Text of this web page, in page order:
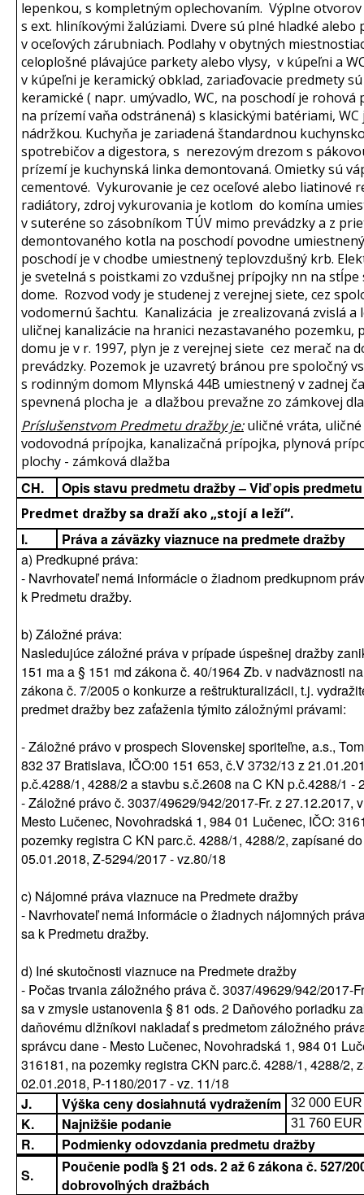
lepenkou, s kompletným oplechovaním. Výplne
s ext. hliníkovými žalúziami. Dvere sú plné hladké alebo
v oceľových zárubniach. Podlahy v obytných
celoplošné plávajúce parkety alebo vlysy, v kúpeľni a
v kúpeľni je keramický obklad, zariaďovacie predmety
keramické ( napr. umývadlo, WC, na poschodí je rohová
na prízemí vaňa odstránená) s klasickými batériami,
nádržkou. Kuchyňa je zariadená štandardnou
spotrebičov a digestora, s nerezovým drezom s
prízemí je kuchynská linka demontovaná. Omietky sú
cementové. Vykurovanie je cez oceľové alebo liatinové
radiátory, zdroj vykurovania je kotlom do komína
v suteréne so zásobníkom TÚV mimo prevádzky a z
demontovaného kotla na poschodí povodne
poschodí je v chodbe umiestnený teplovzdušný krb.
je svetelná s poistkami zo vzdušnej prípojky nn na stĺpe
dome. Rozvod vody je studenej z verejnej siete, cez
vodomernú šachtu. Kanalizácia je zrealizovaná zvislá a
uličnej kanalizácie na hranici nezastavaného pozemku,
domu je v r. 1997, plyn je z verejnej siete cez merač na
prevádzky. Pozemok je uzavretý bránou pre spoločný
s rodinným domom Mlynská 44B umiestnený v zadnej
spevnená plocha je a dlažbou prevažne zo zámkovej
Príslušenstvom Predmetu dražby je:uličné vráta,
vodovodná prípojka, kanalizačná prípojka, plynová
plochy - zámková dlažba
CH. Opis stavu predmetu dražby – Viď opis
Predmet dražby sa draží ako „stojí a leží“.
I.
Práva a záväzky viaznuce na predmete dražby
a) Predkupné práva:
- Navrhovateľ nemá informácie o žiadnom predkupnom
k Predmetu dražby.
b) Záložné práva:
Nasledujúce záložné práva v prípade úspešnej dražby
151 ma a § 151 md zákona č. 40/1964 Zb. v nadväznosti
zákona č. 7/2005 o konkurze a reštrukturalizácii, t.j.
predmet dražby bez zaťaženia týmito záložnými právami:
- Záložné právo v prospech Slovenskej sporiteľne, a.s.,
832 37 Bratislava, IČO:00 151 653, č.V 3732/13 z
p.č.4288/1, 4288/2 a stavbu s.č.2608 na C KN p.č.4288/1 -
- Záložné právo č. 3037/49629/942/2017-Fr. z 27.12.2017,
Mesto Lučenec, Novohradská 1, 984 01 Lučenec, IČO:
pozemky registra C KN parc.č. 4288/1, 4288/2, zapísané
05.01.2018, Z-5294/2017 - vz.80/18
c) Nájomné práva viaznuce na Predmete dražby
- Navrhovateľ nemá informácie o žiadnych nájomných
sa k Predmetu dražby.
d) Iné skutočnosti viaznuce na Predmete dražby
- Počas trvania záložného práva č. 3037/49629/942/2017-
sa v zmysle ustanovenia § 81 ods. 2 Daňového poriadku
daňovému dlžníkovi nakladať s predmetom záložného
správcu dane - Mesto Lučenec, Novohradská 1, 984 01
316181, na pozemky registra CKN parc.č. 4288/1, 4288/2,
02.01.2018, P-1180/2017 - vz. 11/18
J.
Výška ceny dosiahnutá vydražením 32 000 EUR
K. Najnižšie podanie 31 760 EUR
R.
Podmienky odovzdania predmetu dražby
S.
Poučenie podľa § 21 ods. 2 až 6 zákona č. 527/
dobrovoľných dražbách